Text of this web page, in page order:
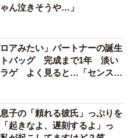
ん泣きそうや…」
ロアみたい」パートナーの誕生
トバッグ 完成まで1年 淡い
ラゲ よく見ると…「センスす
息子の「頼れる彼氏」っぷりを
起きなよ、遅刻するよ」っ